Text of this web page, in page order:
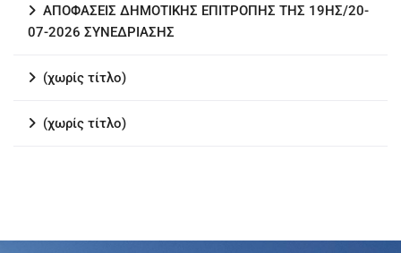
ΑΠΟΦΑΣΕΙΣ ΔΗΜΟΤΙΚΗΣ ΕΠΙΤΡΟΠΗΣ ΤΗΣ 19ΗΣ/20-
07-2026 ΣΥΝΕΔΡΙΑΣΗΣ
(χωρίς τίτλο)
(χωρίς τίτλο)